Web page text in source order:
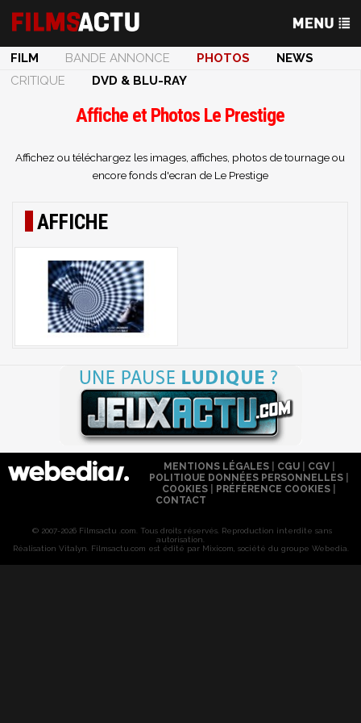
FILM BANDE ANNONCE PHOTOS
NEWS
CRITIQUE
DVD & BLU-RAY
Affiche et Photos Le Prestige
Affichez ou téléchargez les images, affiches, photos de tournage ou
encore fonds d'ecran de Le Prestige
AFFICHE
MENTIONS LÉGALES| CGU| CGV|
POLITIQUE DONNÉES PERSONNELLES
COOKIES
PRÉFÉRENCE COOKIES
CONTACT
© 2007-2026 Filmsactu .com. Tous droits réservés. Reproduction interdite sans
autorisation.
Réalisation Vitalyn . Filmsactu .com est édité par Mixicom, société du groupe Webedia.